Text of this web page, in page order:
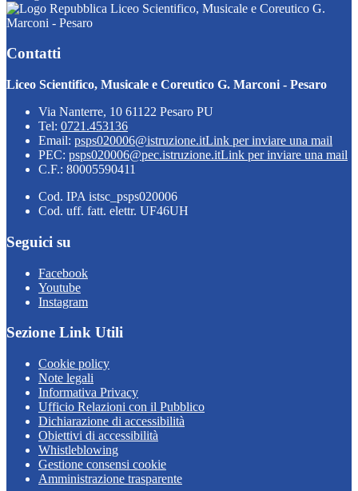
Liceo Scientifico, Musicale e Coreutico G.
Marconi - Pesaro
Contatti
Liceo Scientifico, Musicale e Coreutico G. Marconi - Pesaro
Via Nanterre, 10 61122 Pesaro PU
Tel: 0721.453136
Email: psps020006@istruzione.itLink per inviare una mail
PEC: psps020006@pec.istruzione.itLink per inviare una mail
C.F.: 80005590411
Cod. IPA istsc_psps020006
Cod. uff. fatt. elettr. UF46UH
Seguici su
Facebook
Youtube
Instagram
Sezione Link Utili
Cookie policy
Note legali
Informativa Privacy
Ufficio Relazioni con il Pubblico
Dichiarazione di accessibilità
Obiettivi di accessibilità
Whistleblowing
Gestione consensi cookie
Amministrazione trasparente